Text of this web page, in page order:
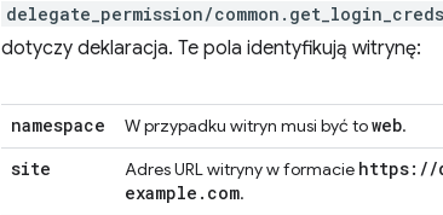
delegate_permission/common.get_login_creds
dotyczy deklaracja. Te pola identyfikują witrynę:
namespace W przypadku witryn musi być toweb.
site Adres URL witryny w formacie https: //
example . com.